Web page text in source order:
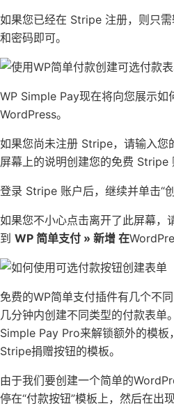
如果您已经在 Stripe 注册，则只
和密码即可。
WP Simple Pay现在将向您展示如
WordPress。
如果您尚未注册 Stripe，请输入您
屏幕上的说明创建您的免费 Stripe
登录 Stripe 账户后，继续并单击“创
如果您不小心点击离开了此屏幕，
到 WP 简单支付 » 新增 在
免费的WP简单支付插件有几个不
几分钟内创建不同类型的付款表单
Simple Pay Pro来解锁额外的模板
Stripe捐赠按钮的模板。
由于我们要创建一个简单的
停在“付款按钮”模板上，然后在出